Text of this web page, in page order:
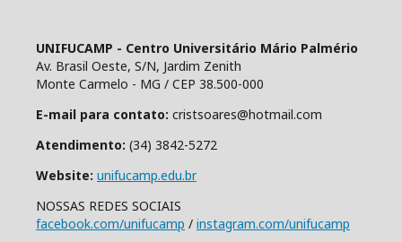
UNIFUCAMP - Centro Universitário Mário Palmério
Av. Brasil Oeste, S/N, Jardim Zenith
Monte Carmelo - MG / CEP 38.500-000
E-mail para contato: cristsoares@hotmail.com
Atendimento: (34) 3842-5272
Website: unifucamp.edu.br
NOSSAS REDES SOCIAIS
facebook.com/unifucamp / instagram.com/unifucamp